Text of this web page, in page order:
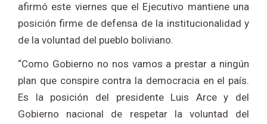
afirmó este viernes que el Ejecutivo mantiene una
posición firme de defensa de la institucionalidad y
de la voluntad del pueblo boliviano.
“Como Gobierno no nos vamos a prestar a ningún
plan que conspire contra la democracia en el país.
Es la posición del presidente Luis Arce y del
Gobierno nacional de respetar la voluntad del